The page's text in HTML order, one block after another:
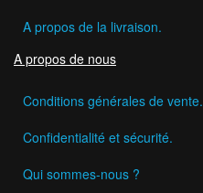
A propos de la livraison.
A propos de nous
Conditions générales de vente.
Confidentialité et sécurité.
Qui sommes-nous ?